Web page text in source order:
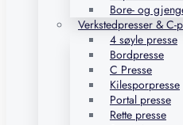
Bore- og
Verkstedpresser & C-
4 søyle presse
Bordpresse
C Presse
Kilesporpresse
Portal presse
Rette presse